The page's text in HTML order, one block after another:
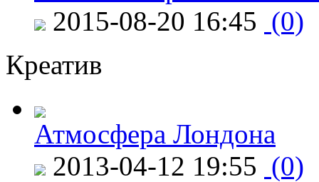
2015-08-20 16:45 (0)
Креатив
Атмосфера Лондона
2013-04-12 19:55 (0)